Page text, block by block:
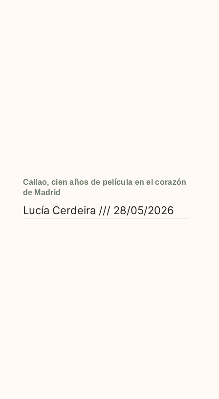
Callao, cien años de película en el corazón
de Madrid
Lucía Cerdeira 28/05/2026